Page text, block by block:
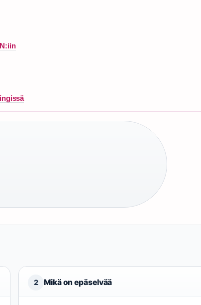
2 Mikä on epäselvää